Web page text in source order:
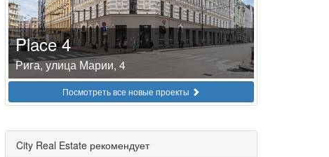
Place 4
Рига, улица Марии, 4
Посмотреть все новые проекты
City Real Estate рекомендует